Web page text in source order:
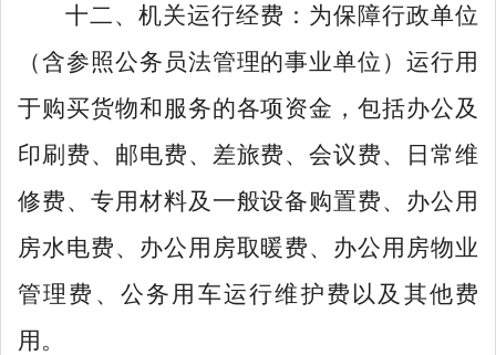
十二、机关运行经费：为保障行政单位
（含参照公务员法管理的事业单位）运行用
于购买货物和服务的各项资金，包括办公及
印刷费、邮电费、差旅费、会议费、日常维
修费、专用材料及一般设备购置费、办公用
房水电费、办公用房取暖费、办公用房物业
管理费、公务用车运行维护费以及其他费
用。